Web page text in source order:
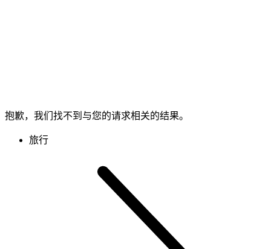
抱歉，我们找不到与您的请求相关的结果。
旅行